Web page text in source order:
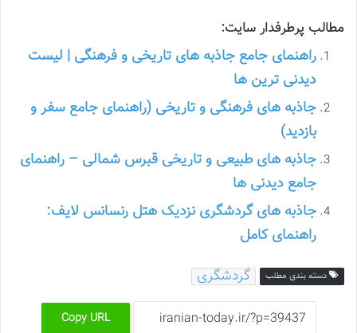
مطالب پرطرفدار سایت:
راهنمای جامع جاذبه های تاریخی و فرهنگی | لیست
دیدنی ترین ها
جاذبه های فرهنگی و تاریخی (راهنمای جامع سفر و
بازدید)
جاذبه های طبیعی و تاریخی قبرس شمالی – راهنمای
جامع دیدنی ها
جاذبه های گردشگری نزدیک هتل رنسانس لایف:
راهنمای کامل
دسته بندی مطلب گردشگری
Copy URL